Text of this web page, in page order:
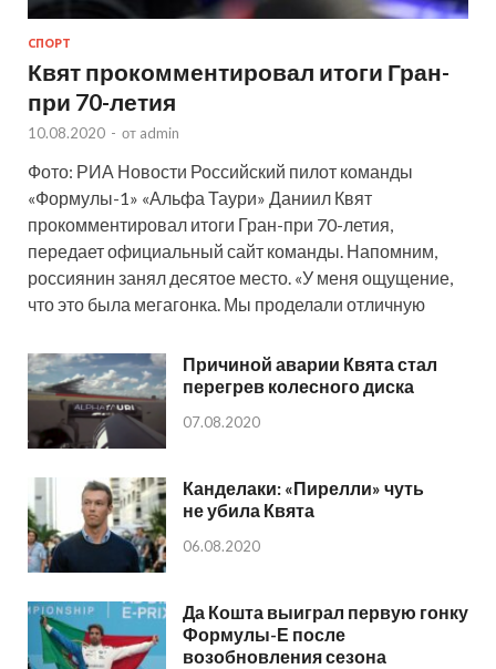
СПОРТ
Квят прокомментировал итоги Гран-
при 70-летия
10.08.2020 - от admin
Фото: РИА Новости Российский пилот команды
«Формулы-1» «Альфа Таури» Даниил Квят
прокомментировал итоги Гран-при 70-летия,
передает официальный сайт команды. Напомним,
россиянин занял десятое место. «У меня ощущение,
что это была мегагонка. Мы проделали отличную
Причиной аварии Квята стал
перегрев колесного диска
07.08.2020
Канделаки: «Пирелли» чуть
не убила Квята
06.08.2020
Да Кошта выиграл первую гонку
Формулы-Е после
возобновления сезона